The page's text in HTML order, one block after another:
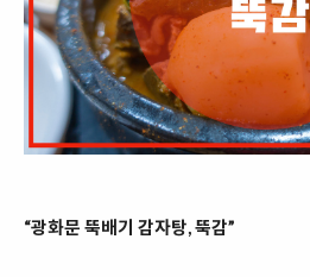
“광화문 뚝배기 감자탕, 뚝감”